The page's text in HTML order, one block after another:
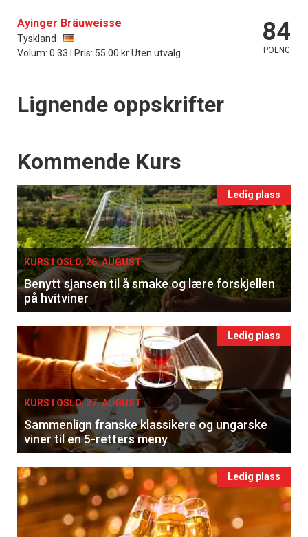
Få ukentlige nyhetsbrev fra
Apéritif
Vi tilbyr flere ukentlige nyhetsbrev. Du
kan fritt velge hvilke du ønsker å få
tilsendt.
Registrer deg
Ayinger Bräuweisse
Tyskland
Volum: 0.33 l Pris: 55.00 kr Uten utvalg
84
POENG
Lignende oppskrifter
Events
Kommende Kurs
Ledig plass
KURS I OSLO, 26. AUGUST
Benytt sjansen til å smake og lære forskjellen
på hvitviner
Ledig plass
KURS I OSLO, 27. AUGUST
Sammenlign franske klassikere og ungarske
viner til en 5-retters meny
Ledig plass